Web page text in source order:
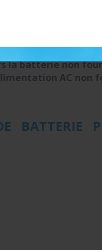
charger un parc
:
la batterie non
AC non
BATTERIE